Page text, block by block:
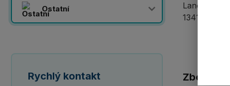
Ostatní
Rychlý kontakt
Lanový 2-
13414-1
Zboží